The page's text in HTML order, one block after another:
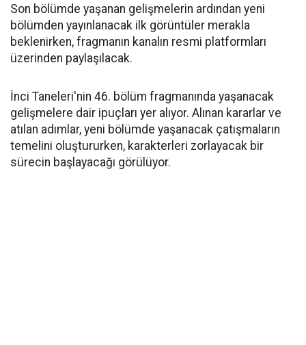
Son bölümde yaşanan gelişmelerin ardından yeni
bölümden yayınlanacak ilk görüntüler merakla
beklenirken, fragmanın kanalın resmi platformları
üzerinden paylaşılacak.
İnci Taneleri'nin 46. bölüm fragmanında yaşanacak
gelişmelere dair ipuçları yer alıyor. Alınan kararlar ve
atılan adımlar, yeni bölümde yaşanacak çatışmaların
temelini oluştururken, karakterleri zorlayacak bir
sürecin başlayacağı görülüyor.